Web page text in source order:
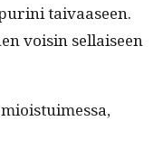
taivaaseen.
voisin sel­l­aiseen